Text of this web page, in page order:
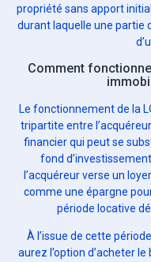
propriété sans apport
durant laquelle une partie
Comment
Le fonctionnement de la
tripartite entre
financier qui peut se
fond
l’acquéreur verse un
comme une épargne
période locative
À l’issue de cette
aurez l’option d’acheter